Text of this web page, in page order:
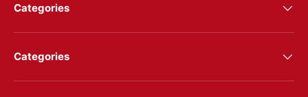
Categories
Categories